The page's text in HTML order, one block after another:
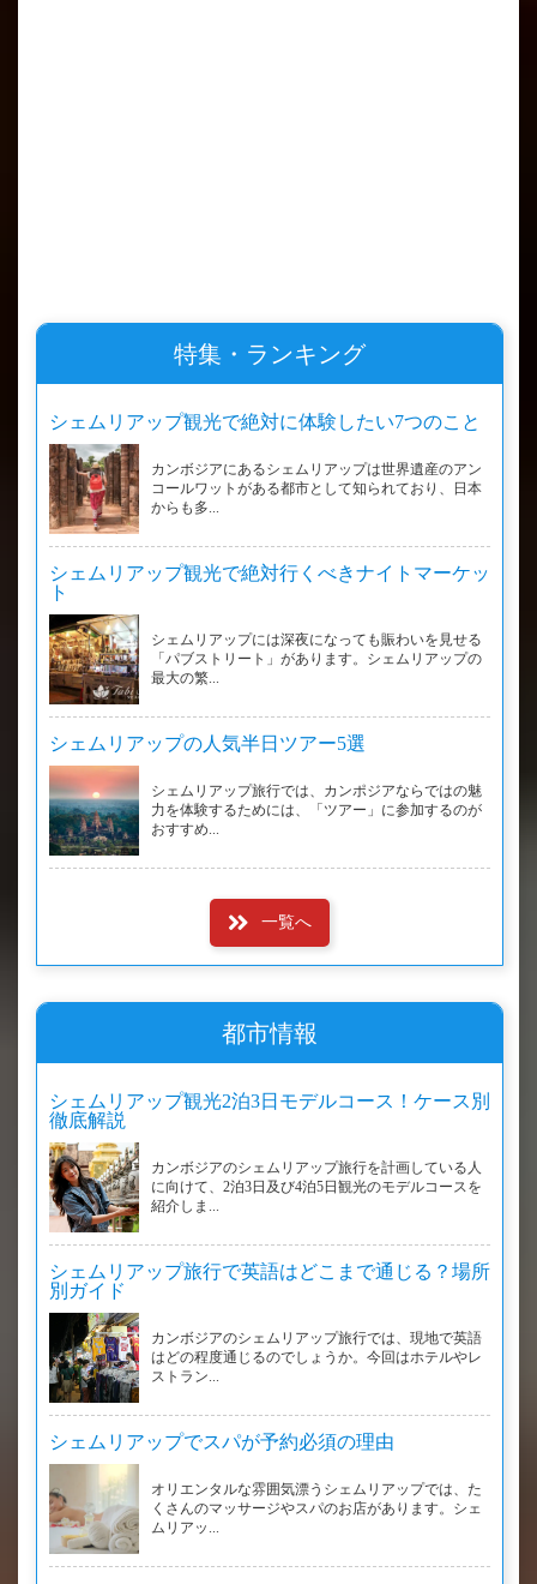
特集・ランキング
シェムリアップ観光で絶対に体験したい7つのこと
カンボジアにあるシェムリアップは世界遺産のアン
コールワットがある都市として知られており、日本
からも多...
シェムリアップ観光で絶対行くべきナイトマーケッ
ト
シェムリアップには深夜になっても賑わいを見せる
「パブストリート」があります。シェムリアップの
最大の繁...
シェムリアップの人気半日ツアー5選
シェムリアップ旅行では、カンポジアならではの魅
力を体験するためには、「ツアー」に参加するのが
おすすめ...
一覧へ
都市情報
シェムリアップ観光2泊3日モデルコース！ケース別
徹底解説
カンボジアのシェムリアップ旅行を計画している人
に向けて、2泊3日及び4泊5日観光のモデルコースを
紹介しま...
シェムリアップ旅行で英語はどこまで通じる？場所
別ガイド
カンボジアのシェムリアップ旅行では、現地で英語
はどの程度通じるのでしょうか。今回はホテルやレ
ストラン...
シェムリアップでスパが予約必須の理由
オリエンタルな雰囲気漂うシェムリアップでは、た
くさんのマッサージやスパのお店があります。シェ
ムリアッ...